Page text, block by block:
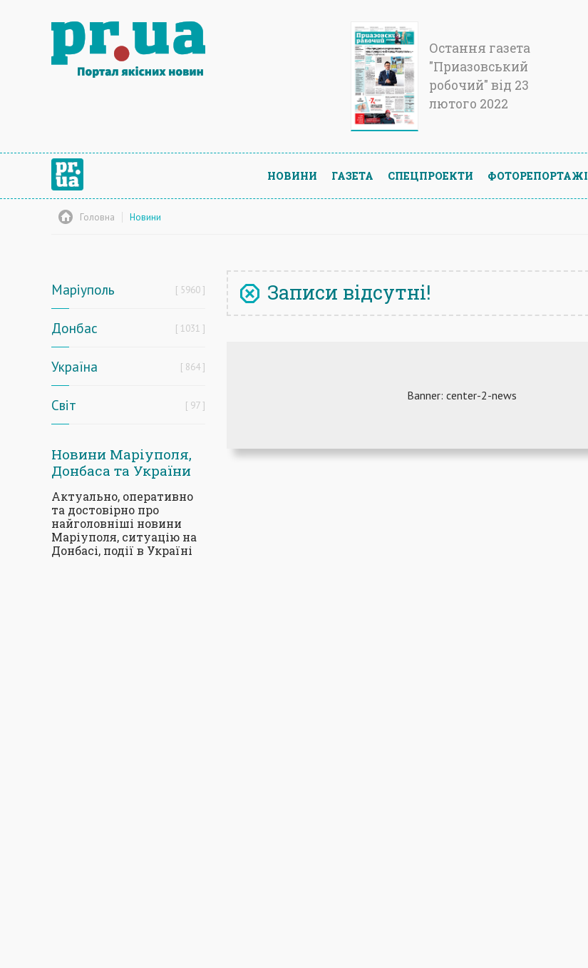
Остання газета
"Приазовський
робочий" від 23
лютого 2022
НОВИНИ ГАЗЕТА СПЕЦПРОЕКТИ ФОТОРЕПОРТАЖІ
Головна Новини
Маріуполь 5960
Донбас 1031
Україна 864
Світ 97
Новини Маріуполя,
Донбаса та України
Актуально, оперативно
та достовірно про
найголовніші новини
Маріуполя, ситуацію на
Донбасі, події в Україні
Записи відсутні!